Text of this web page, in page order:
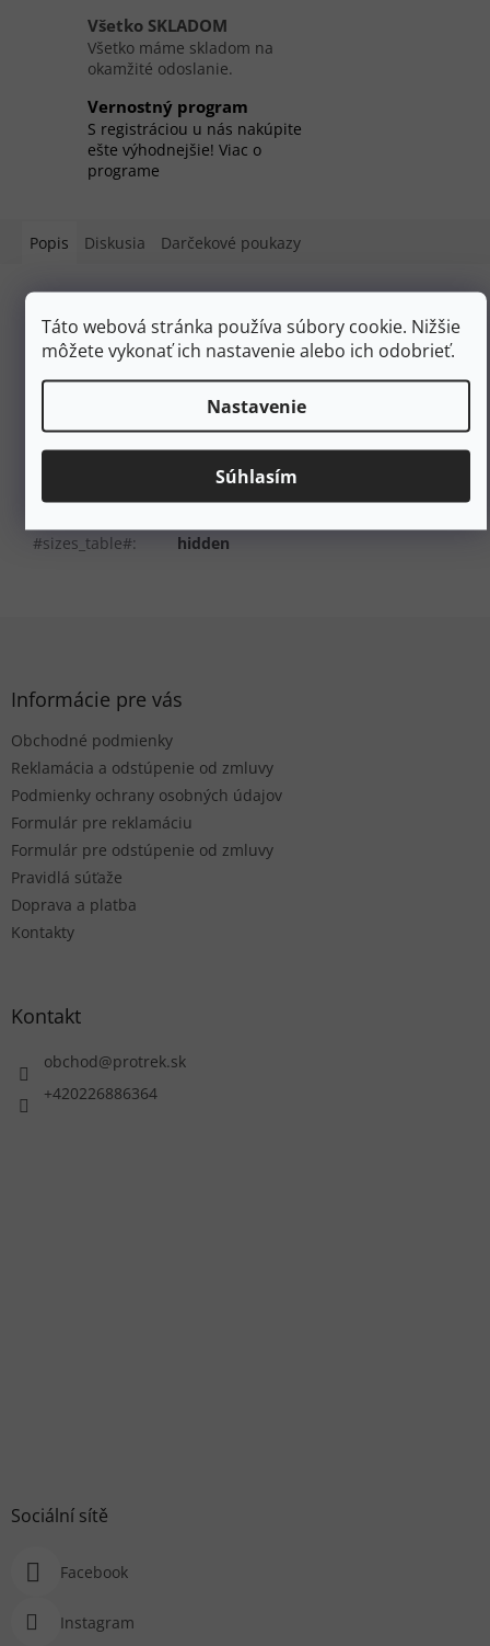
Táto webová stránka používa súbory cookie. Nižšie
môžete vykonať ich nastavenie alebo ich odobrieť.
Nastavenie
Súhlasím
Všetko SKLADOM
Všetko máme skladom na
okamžité odoslanie.
Vernostný program
S registráciou u nás nakúpite
ešte výhodnejšie! Viac o
programe
Popis Diskusia Darčekové poukazy
Podrobný popis
Popis produktu nie je dostupný
Dodatočné parametre
Kategória:
Šnúrky
4018336718359
Hnedá
#sizes_table#: hidden
Informácie pre vás
Obchodné podmienky
Reklamácia a odstúpenie od zmluvy
Podmienky ochrany osobných údajov
Formulár pre reklamáciu
Formulár pre odstúpenie od zmluvy
Pravidlá súťaže
Doprava a platba
Kontakty
Kontakt
obchod@protrek.sk
+420226886364
Sociální sítě
Facebook
Instagram